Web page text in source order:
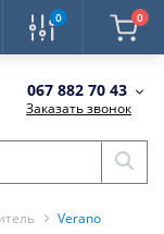
0 0
067 882 70 43
Заказать звонок
Verano